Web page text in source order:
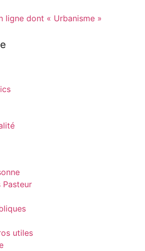
ligne dont « Urbanisme »
Pasteur
utiles